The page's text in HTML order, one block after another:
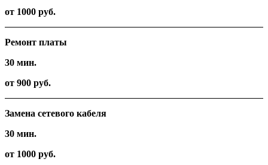
от 1000 руб.
Ремонт платы
30 мин.
от 900 руб.
Замена сетевого кабеля
30 мин.
от 1000 руб.